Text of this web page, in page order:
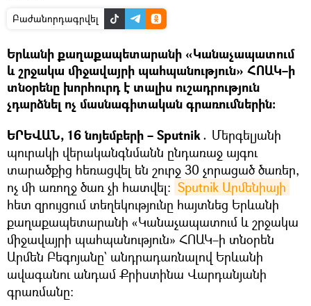
Բաժանորդագրվել
Երևանի քաղաքապետարանի «Կանաչապատում
և շրջակա միջավայրի պահպանություն» ՀՈԱԿ–ի
տնօրենը խորհուրդ է տալիս ուշադրություն
չդարձնել ոչ մասնագիտական գրառումներին։
ԵՐԵՎԱՆ, 16 նոյեմբերի – Sputnik․ Մերգելյանի
պուրակի վերականգնմանն ընդառաջ այգու
տարածքից հեռացվել են շուրջ 30 չորացած ծառեր,
ոչ մի առողջ ծառ չի հատվել։ Sputnik Արմենիայի
հետ զրույցում տեղեկությունը հայտնեց Երևանի
քաղաքապետարանի «Կանաչապատում և շրջակա
միջավայրի պահպանություն» ՀՈԱԿ–ի տնօրեն
Արմեն Բեգոյանը` անդրադառնալով Երևանի
ավագանու անդամ Քրիստինա Վարդանյանի
գրառմանը։